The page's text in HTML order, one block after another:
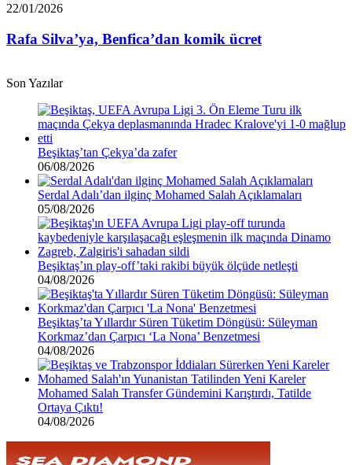
Euro
borcu
var”
Rafa
Benfica’dan
komik
22/01/2026
Rafa Silva’ya, Benfica’dan komik ücret
Son Yazılar
Beşiktaş’tan Çekya’da zafer
06/08/2026
Serdal Adalı’dan ilginç Mohamed Salah Açıklamaları
05/08/2026
Beşiktaş’ın play-off’taki rakibi büyük ölçüde netleşti
04/08/2026
Beşiktaş’ta Yıllardır Süren Tüketim Döngüsü: Süleyman
Korkmaz’dan Çarpıcı ‘La Nona’ Benzetmesi
04/08/2026
Mohamed Salah Transfer Gündemini Karıştırdı, Tatilde
Ortaya Çıktı!
04/08/2026